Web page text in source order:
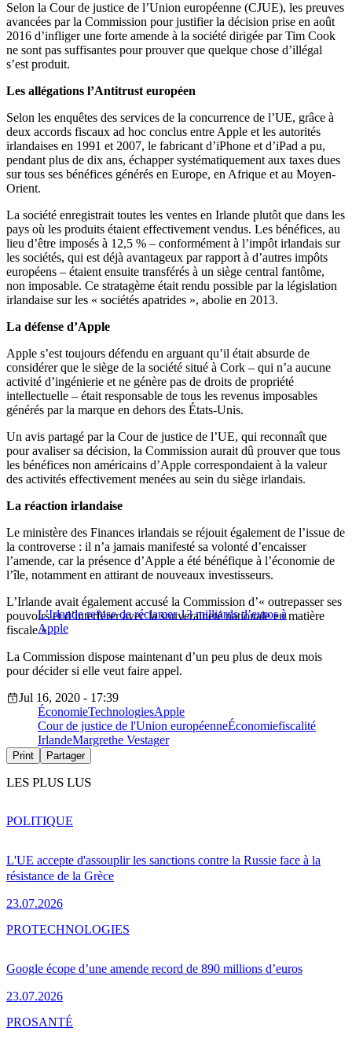
Selon la Cour de justice de l’Union européenne (CJUE), les preuves
avancées par la Commission pour justifier la décision prise en août
2016 d’infliger une forte amende à la société dirigée par Tim Cook
ne sont pas suffisantes pour prouver que quelque chose d’illégal
s’est produit.
Les allégations l’Antitrust européen
Selon les enquêtes des services de la concurrence de l’UE, grâce à
deux accords fiscaux ad hoc conclus entre Apple et les autorités
irlandaises en 1991 et 2007, le fabricant d’iPhone et d’iPad a pu,
pendant plus de dix ans, échapper systématiquement aux taxes dues
sur tous ses bénéfices générés en Europe, en Afrique et au Moyen-
Orient.
La société enregistrait toutes les ventes en Irlande plutôt que dans les
pays où les produits étaient effectivement vendus. Les bénéfices, au
lieu d’être imposés à 12,5 % – conformément à l’impôt irlandais sur
les sociétés, qui est déjà avantageux par rapport à d’autres impôts
européens – étaient ensuite transférés à un siège central fantôme,
non imposable. Ce stratagème était rendu possible par la législation
irlandaise sur les « sociétés apatrides », abolie en 2013.
La défense d’Apple
Apple s’est toujours défendu en arguant qu’il était absurde de
considérer que le siège de la société situé à Cork – qui n’a aucune
activité d’ingénierie et ne génère pas de droits de propriété
intellectuelle – était responsable de tous les revenus imposables
générés par la marque en dehors des États-Unis.
Un avis partagé par la Cour de justice de l’UE, qui reconnaît que
pour avaliser sa décision, la Commission aurait dû prouver que tous
les bénéfices non américains d’Apple correspondaient à la valeur
des activités effectivement menées au sein du siège irlandais.
La réaction irlandaise
Le ministère des Finances irlandais se réjouit également de l’issue de
la controverse : il n’a jamais manifesté sa volonté d’encaisser
l’amende, car la présence d’Apple a été bénéfique à l’économie de
l’île, notamment en attirant de nouveaux investisseurs.
L’Irlande refuse de réclamer 13 milliards d’euros à
Apple
L’Irlande avait également accusé la Commission d’« outrepasser ses
pouvoirs et d’interférer avec la souveraineté nationale en matière
fiscale ».
La Commission dispose maintenant d’un peu plus de deux mois
pour décider si elle veut faire appel.
Jul 16, 2020 - 17:39
ÉconomieTechnologiesApple
Cour de justice de l'Union européenneÉconomiefiscalité
IrlandeMargrethe Vestager
Print Partager
LES PLUS LUS
L'UE accepte d'assouplir les sanctions contre la Russie face à la
résistance de la Grèce
23.07.2026
POLITIQUE
Google écope d’une amende record de 890 millions d’euros
23.07.2026
PROTECHNOLOGIES
PROSANTÉ